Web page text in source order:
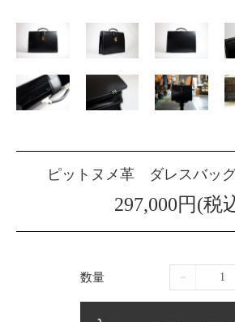
ピットヌメ革 ダレスバッ
297,000円(税
数量 －